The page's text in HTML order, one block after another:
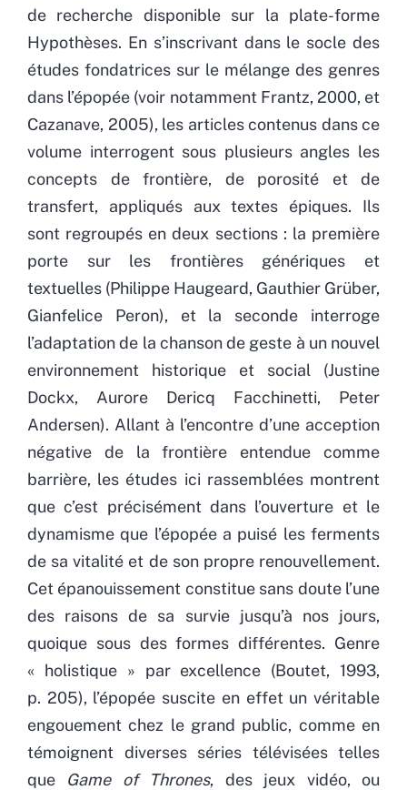
de recherche disponible sur la plate-forme
Hypothèses. En s’inscrivant dans le socle des
études fondatrices sur le mélange des genres
dans l’épopée (voir notamment Frantz, 2000, et
Cazanave, 2005), les articles contenus dans ce
volume interrogent sous plusieurs angles les
concepts de frontière, de porosité et de
transfert, appliqués aux textes épiques. Ils
sont regroupés en deux sections : la première
porte sur les frontières génériques et
textuelles (Philippe Haugeard, Gauthier Grüber,
Gianfelice Peron), et la seconde interroge
l’adaptation de la chanson de geste à un nouvel
environnement historique et social (Justine
Dockx, Aurore Dericq Facchinetti, Peter
Andersen). Allant à l’encontre d’une acception
négative de la frontière entendue comme
barrière, les études ici rassemblées montrent
que c’est précisément dans l’ouverture et le
dynamisme que l’épopée a puisé les ferments
de sa vitalité et de son propre renouvellement.
Cet épanouissement constitue sans doute l’une
des raisons de sa survie jusqu’à nos jours,
quoique sous des formes différentes. Genre
« holistique » par excellence (Boutet, 1993,
p. 205), l’épopée suscite en effet un véritable
engouement chez le grand public, comme en
témoignent diverses séries télévisées telles
que Game of Thrones, des jeux vidéo, ou